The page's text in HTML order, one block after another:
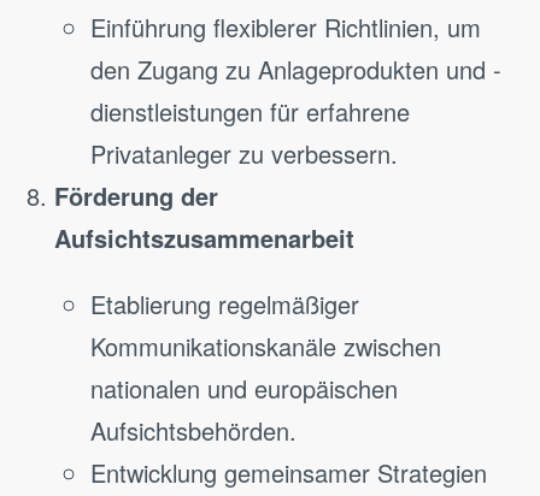
Einführung flexiblerer Richtlinien, um
den Zugang zu Anlageprodukten und -
dienstleistungen für erfahrene
Privatanleger zu verbessern.
Förderung der
Aufsichtszusammenarbeit
Etablierung regelmäßiger
Kommunikationskanäle zwischen
nationalen und europäischen
Aufsichtsbehörden.
Entwicklung gemeinsamer Strategien